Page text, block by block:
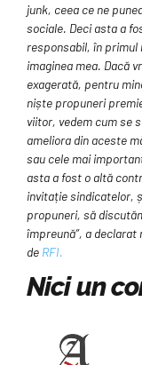
junk, ceea ce ne
sociale. Deci asta a
responsabil, în
imaginea mea. Dacă
exagerată, pentru
niște propuneri
viitor, vedem cum se
ameliora din aceste
sau cele mai
asta a fost o altă
invitație sindicatelor,
propuneri, să
împreună”, a
de RFI.
Nici un